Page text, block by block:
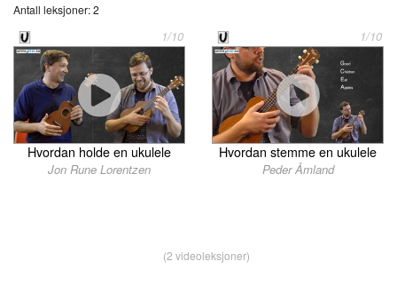
Kontakt oss
Om onlinegitar.no
Antall leksjoner: 2
1/10
Hvordan holde en ukulele
Jon Rune Lorentzen
1/10
Hvordan stemme en ukulele
Peder Åmland
(2 videoleksjoner)